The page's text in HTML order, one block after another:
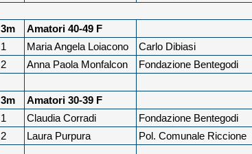
3m
Amatori 40-49 F
1
Maria Angela Loiacono Carlo Dibiasi
2
Anna Paola Monfalcon Fondazione Bentegodi
3m
Amatori 30-39 F
1
Claudia Corradi Fondazione Bentegodi
2
Laura Purpura Pol. Comunale Riccione